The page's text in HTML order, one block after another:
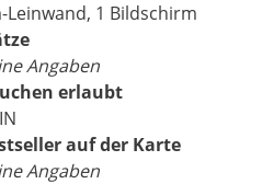
Leinwand, 1 Bildschirm
Angaben
erlaubt
auf der Karte
Angaben